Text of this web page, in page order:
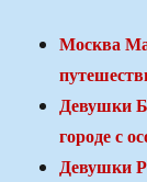
Москва
Девушки
городе с
Девушки